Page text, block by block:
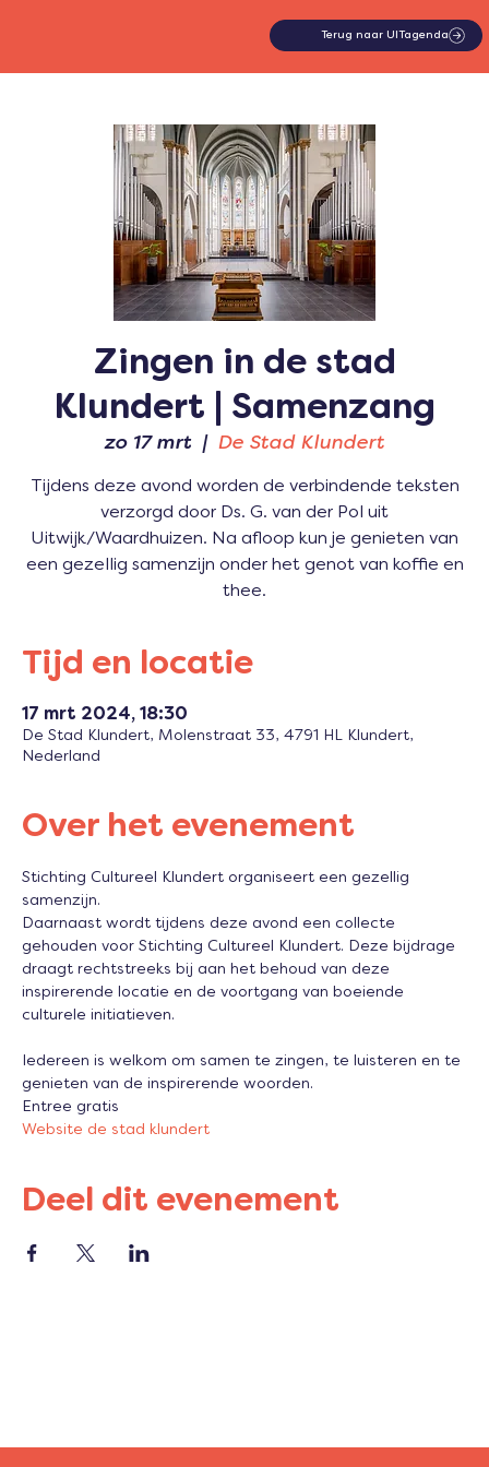
Terug naar UITagenda
Zingen in de stad
Klundert | Samenzang
zo 17 mrt
  |
De Stad Klundert
Tijdens deze avond worden de verbindende teksten
verzorgd door Ds. G. van der Pol uit
Uitwijk/Waardhuizen. Na afloop kun je genieten van
een gezellig samenzijn onder het genot van koffie en
thee.
Tijd en locatie
17 mrt 2024, 18:30
De Stad Klundert, Molenstraat 33, 4791 HL Klundert,
Nederland
Over het evenement
Stichting Cultureel Klundert organiseert een gezellig
samenzijn.
Daarnaast wordt tijdens deze avond een collecte
gehouden voor Stichting Cultureel Klundert. Deze bijdrage
draagt rechtstreeks bij aan het behoud van deze
inspirerende locatie en de voortgang van boeiende
culturele initiatieven.
Iedereen is welkom om samen te zingen, te luisteren en te
genieten van de inspirerende woorden.
Entree gratis
Website de stad klundert
Deel dit evenement